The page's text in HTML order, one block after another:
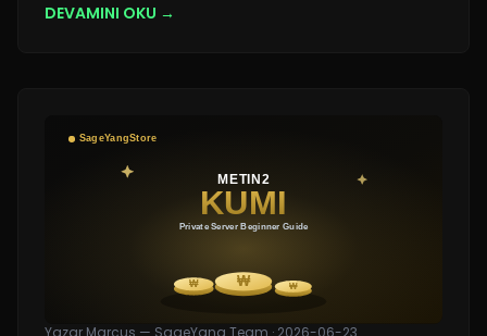
DEVAMINI OKU →
Yazar Marcus — SageYang Team · 2026-06-23